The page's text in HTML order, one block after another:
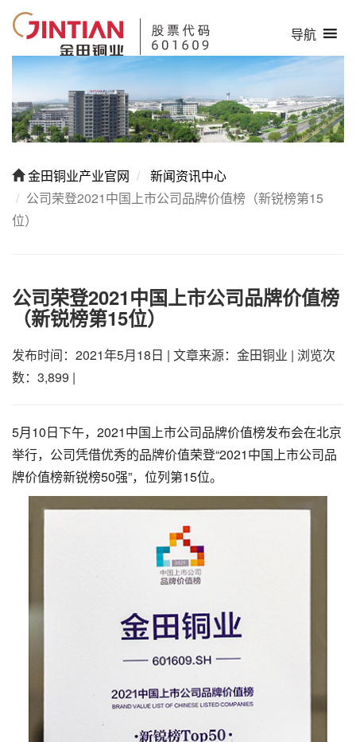
导航
金田铜业产业官网
新闻资讯中心
公司荣登2021中国上市公司品牌价值榜（新锐榜第15
位）
公司荣登2021中国上市公司品牌价值榜
（新锐榜第15位）
发布时间：2021年5月18日 | 文章来源：金田铜业 | 浏览次
数：3,899 |
5月10日下午，2021中国上市公司品牌价值榜发布会在北京
举行，公司凭借优秀的品牌价值荣登“2021中国上市公司品
牌价值榜新锐榜50强”，位列第15位。